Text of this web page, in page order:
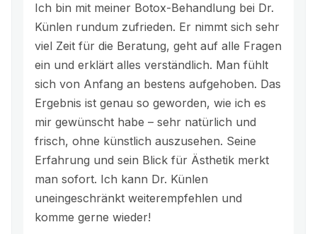
Ich bin mit meiner Botox-Behandlung bei Dr.
Künlen rundum zufrieden. Er nimmt sich sehr
viel Zeit für die Beratung, geht auf alle Fragen
ein und erklärt alles verständlich. Man fühlt
sich von Anfang an bestens aufgehoben. Das
Ergebnis ist genau so geworden, wie ich es
mir gewünscht habe – sehr natürlich und
frisch, ohne künstlich auszusehen. Seine
Erfahrung und sein Blick für Ästhetik merkt
man sofort. Ich kann Dr. Künlen
uneingeschränkt weiterempfehlen und
komme gerne wieder!